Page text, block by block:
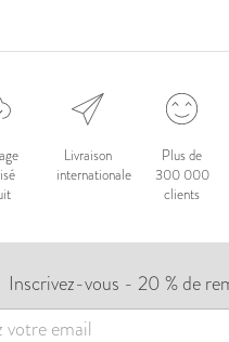
Livraison
internationale
Plus de
300 000
clients
Inscrivez-vous - 20 % de